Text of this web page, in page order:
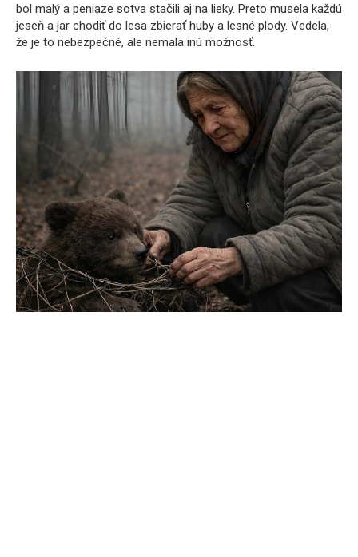
bol malý a peniaze sotva stačili aj na lieky. Preto musela každú
jeseň a jar chodiť do lesa zbierať huby a lesné plody. Vedela,
že je to nebezpečné, ale nemala inú možnosť.